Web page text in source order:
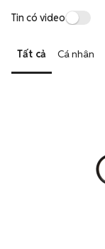
Tin có video
Tất cả Cá nhân